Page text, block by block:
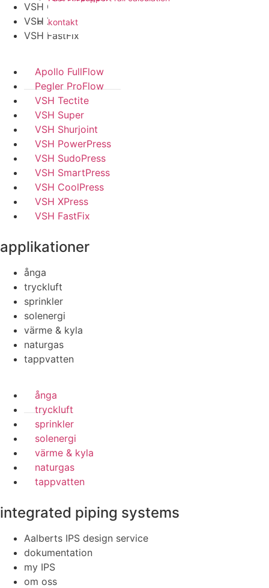
kontakt
VSH CoolPress
VSH XPress
VSH FastFix
Apollo FullFlow
Pegler ProFlow
VSH Tectite
VSH Super
VSH Shurjoint
VSH PowerPress
VSH SudoPress
VSH SmartPress
VSH CoolPress
VSH XPress
VSH FastFix
applikationer
ånga
tryckluft
sprinkler
solenergi
värme & kyla
naturgas
tappvatten
ånga
tryckluft
sprinkler
solenergi
värme & kyla
naturgas
tappvatten
integrated piping systems
Aalberts IPS design service
dokumentation
my IPS
om oss